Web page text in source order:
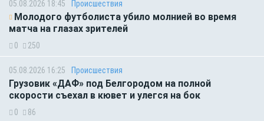
05.08.2026 18:45 Происшествия
Молодого футболиста убило молнией во время
матча на глазах зрителей
0 250
05.08.2026 16:25 Происшествия
Грузовик «ДАФ» под Белгородом на полной
скорости съехал в кювет и улегся на бок
0 86